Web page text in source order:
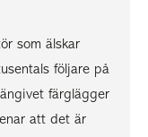
som älskar
följare på
färglägger
att det är